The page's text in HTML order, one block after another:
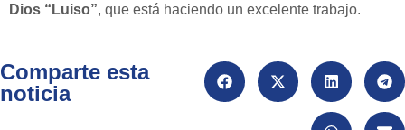
Dios “Luiso”, que está haciendo un excelente trabajo.
Comparte esta
noticia